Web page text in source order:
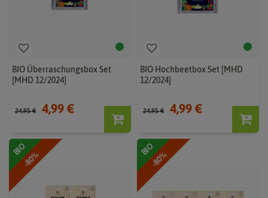
BIO Überraschungsbox Set
[MHD 12/2024]
24,95 € 4,99 €
BIO Hochbeetbox Set [MHD
12/2024]
24,95 € 4,99 €
-80%
BIO
-80%
BIO